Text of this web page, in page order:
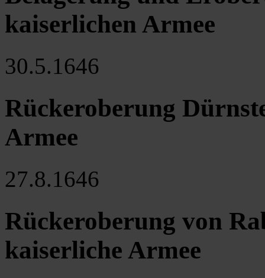
kaiserlichen Armee
30.5.1646
Rückeroberung
Armee
27.8.1646
Rückeroberung von
kaiserliche Armee